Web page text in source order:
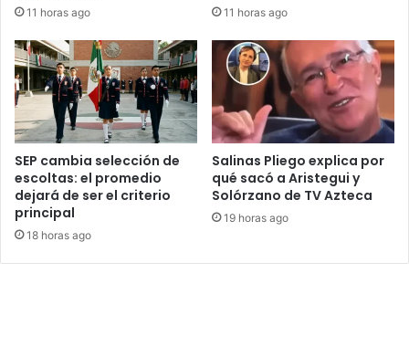
11 horas ago 11 horas ago
SEP cambia selección de
escoltas: el promedio
dejará de ser el criterio
principal
18 horas ago
Salinas Pliego explica por
qué sacó a Aristegui y
Solórzano de TV Azteca
19 horas ago